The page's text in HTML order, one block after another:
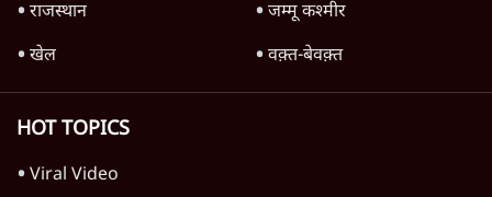
राजस्थान
जम्मू कश्मीर
खेल
वक़्त-बेवक़्त
HOT TOPICS
Viral Video